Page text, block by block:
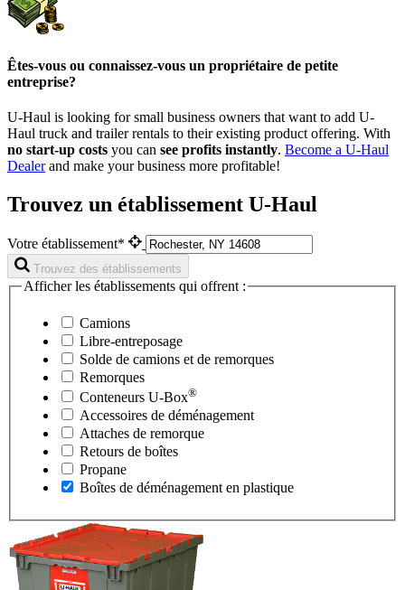
Êtes-vous ou connaissez-vous un propriétaire de petite
entreprise?
U-Haul is looking for small business owners that want to add U-
Haul truck and trailer rentals to their existing product offering. With
no start-up costs you can see profits instantly. Become a U-Haul
Dealerand make your business more profitable!
Trouvez un établissement U-Haul
Votre établissement*
Trouvez des établissements
Afficher les établissements qui offrent :
Camions
Libre-entreposage
Solde de camions et de remorques
Remorques
Conteneurs U-Box®
Accessoires de déménagement
Attaches de remorque
Retours de boîtes
Propane
Boîtes de déménagement en plastique